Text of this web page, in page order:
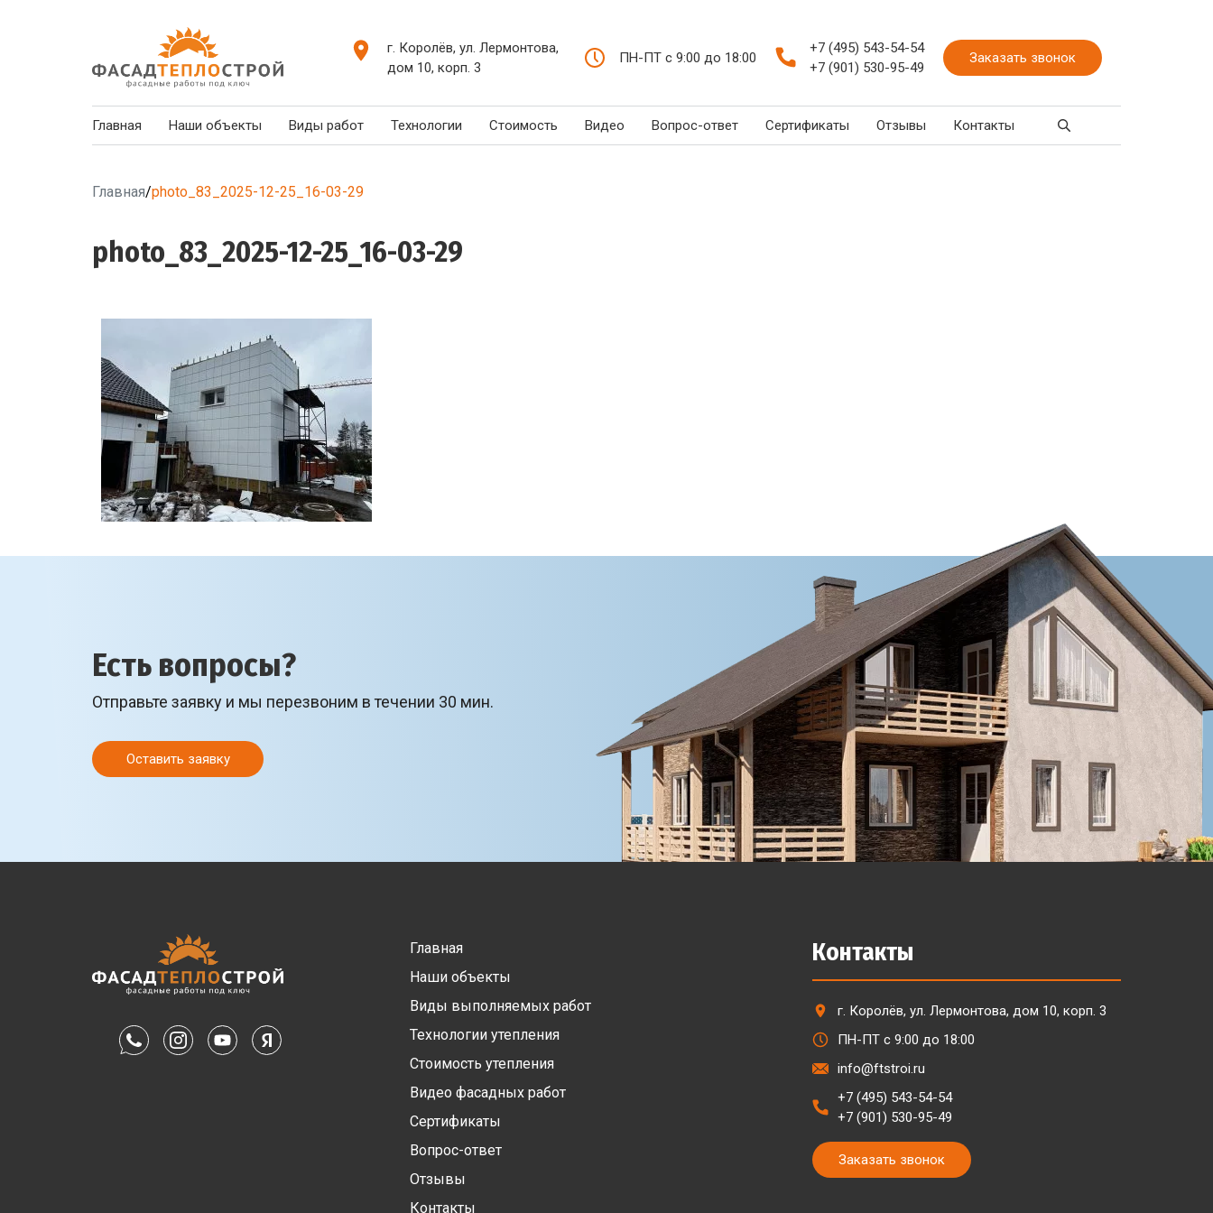
г. Королёв, ул. Лермонтова,
дом 10, корп. 3
ПН-ПТ с 9:00 до 18:00
+7 (495) 543-54-54
+7 (901) 530-95-49
Заказать звонок
Главная Наши объекты Виды работ Технологии Стоимость Видео Вопрос-ответ Сертификаты Отзывы Контакты
Главная/photo_83_2025-12-25_16-03-29
photo_83_2025-12-25_16-03-29
Есть вопросы?
Отправьте заявку и мы перезвоним в течении 30 мин.
Оставить заявку
Главная
Наши объекты
Виды выполняемых работ
Технологии утепления
Стоимость утепления
Видео фасадных работ
Сертификаты
Вопрос-ответ
Отзывы
Контакты
Контакты
г. Королёв, ул. Лермонтова, дом 10, корп. 3
ПН-ПТ с 9:00 до 18:00
info@ftstroi.ru
+7 (495) 543-54-54
+7 (901) 530-95-49
Заказать звонок